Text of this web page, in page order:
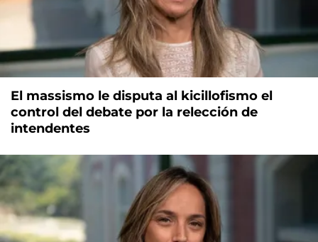
El massismo le disputa al kicillofismo el
control del debate por la relección de
intendentes